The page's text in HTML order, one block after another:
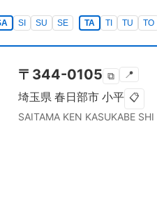
SI SU SE TA TI TU TO
〒 344-0105 ⧉ 📍
埼玉県 春日部市 小平 📋
SAITAMA KEN KASUKABE SHI